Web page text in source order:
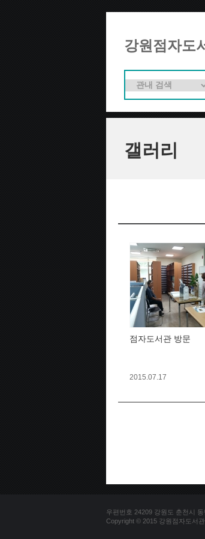
강원점자도
갤러리
점자도서관 방문
2015.07.17
우편번호 24209 강원도 춘천시
Copyright © 2015 강원점자도서